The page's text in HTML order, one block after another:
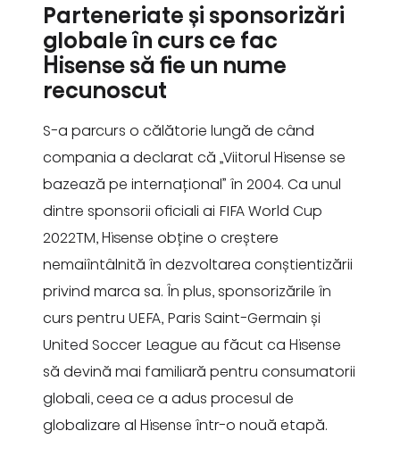
Parteneriate și sponsorizări
globale în curs ce fac
Hisense să fie un nume
recunoscut
S-a parcurs o călătorie lungă de când
compania a declarat că „Viitorul Hisense se
bazează pe internațional” în 2004. Ca unul
dintre sponsorii oficiali ai FIFA World Cup
2022TM, Hisense obține o creștere
nemaiîntâlnită în dezvoltarea conștientizării
privind marca sa. În plus, sponsorizările în
curs pentru UEFA, Paris Saint-Germain și
United Soccer League au făcut ca Hisense
să devină mai familiară pentru consumatorii
globali, ceea ce a adus procesul de
globalizare al Hisense într-o nouă etapă.